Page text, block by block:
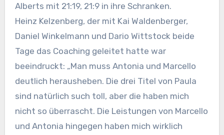
Alberts mit 21:19, 21:9 in ihre Schranken.
Heinz Kelzenberg, der mit Kai Waldenberger,
Daniel Winkelmann und Dario Wittstock beide
Tage das Coaching geleitet hatte war
beeindruckt: „Man muss Antonia und Marcello
deutlich herausheben. Die drei Titel von Paula
sind natürlich such toll, aber die haben mich
nicht so überrascht. Die Leistungen von Marcello
und Antonia hingegen haben mich wirklich